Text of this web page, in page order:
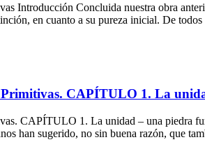
Introducción Concluida nuestra obra
en cuanto a su pureza inicial. De
Primitivas. CAPÍTULO 1. La
CAPÍTULO 1. La unidad – una piedra
han sugerido, no sin buena razón, que